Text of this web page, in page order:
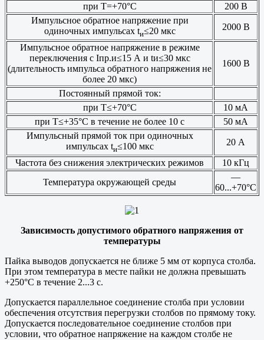
при Т=+70°С
200 В
Импульсное обратное напряжение при
одиночных импульсах tи≤20 мкс 2000 В
Импульсное обратное напряжение в режиме
переключения с Iпр.и≤15 А и tи≤30 мкс
(длительность импульса обратного напряжения не
более 20 мкс)
1600 В
Постоянный прямой ток:
при Т≤+70°С
10 мА
при Т≤+35°С в течение не более 10 с
50 мА
Импульсный прямой ток при одиночных
импульсах tи≤100 мкс 20 А
Частота без снижения электрических режимов
10 кГц
Температура окружающей среды
—
60...+70°С
Зависимость допустимого обратного напряжения от
температуры
Пайка выводов допускается не ближе 5 мм от корпуса столба.
При этом температура в месте пайки не должна превышать
+250°С в течение 2...3 с.
Допускается параллельное соединение столба при условии
обеспечения отсутствия перегрузки столбов по прямому току.
Допускается последовательное соединение столбов при
условии, что обратное напряжение на каждом столбе не